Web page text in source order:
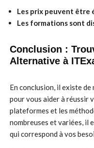
Les prix peuvent être
Les formations sont
Conclusion :
Alternative à
En conclusion, il existe
pour vous aider à réussir
plateformes et les
nombreuses et variées, il
qui correspond à vos